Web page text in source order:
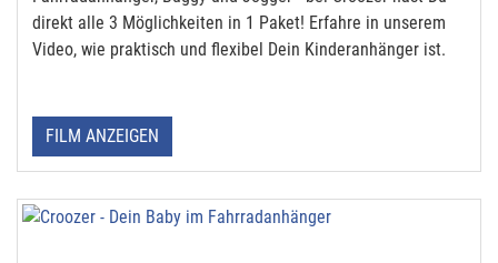
direkt alle 3 Möglichkeiten in 1 Paket! Erfahre in unserem
Video, wie praktisch und flexibel Dein Kinderanhänger ist.
FILM ANZEIGEN